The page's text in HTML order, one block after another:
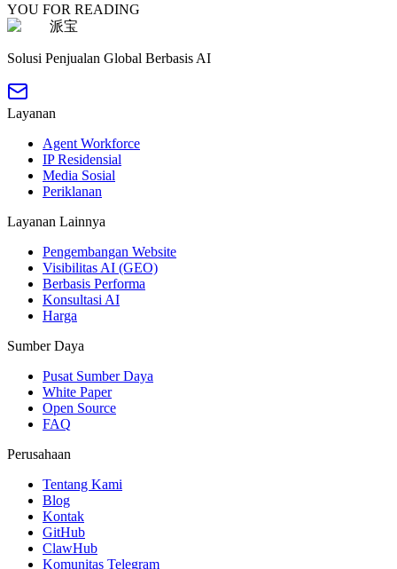
YOU FOR READING
派宝
Solusi Penjualan Global Berbasis AI
Layanan
Agent Workforce
IP Residensial
Media Sosial
Periklanan
Layanan Lainnya
Pengembangan Website
Visibilitas AI (GEO)
Berbasis Performa
Konsultasi AI
Harga
Sumber Daya
Pusat Sumber Daya
White Paper
Open Source
FAQ
Perusahaan
Tentang Kami
Blog
Kontak
GitHub
ClawHub
Komunitas Telegram